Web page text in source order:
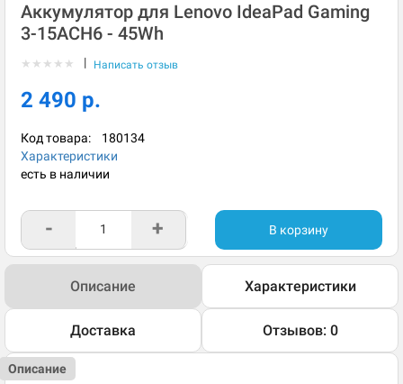
Аккумулятор для Lenovo IdeaPad Gaming
3-15ACH6 - 45Wh
★ ★ ★ ★ ★ | Написать отзыв
2 490 р.
Код товара: 180134
Характеристики
есть в наличии
- + В корзину
Описание Характеристики
Доставка Отзывов: 0
Описание